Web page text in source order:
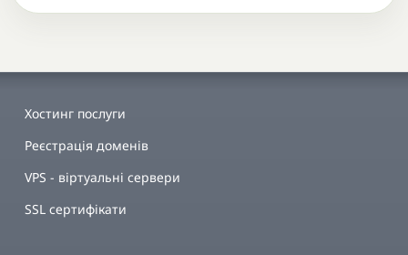
Хостинг послуги
Реєстрація доменів
VPS - віртуальні сервери
SSL сертифікати